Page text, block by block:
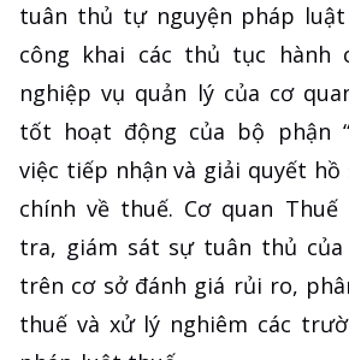
tuân thủ tự nguyện pháp
công khai các thủ tục hành
nghiệp vụ quản lý của cơ
tốt hoạt động của bộ phận
việc tiếp nhận và giải quyết
chính về thuế. Cơ quan
tra, giám sát sự tuân thủ
trên cơ sở đánh giá rủi ro,
thuế và xử lý nghiêm các